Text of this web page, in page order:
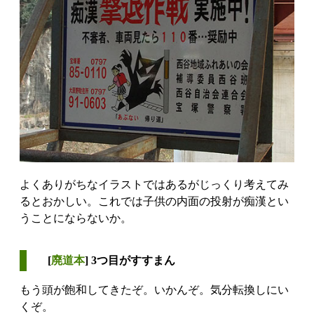
よくありがちなイラストではあるがじっくり考えてみ
るとおかしい。これでは子供の内面の投射が痴漢とい
うことにならないか。
[廃道本] 3つ目がすすまん
もう頭が飽和してきたぞ。いかんぞ。気分転換しにい
くぞ。